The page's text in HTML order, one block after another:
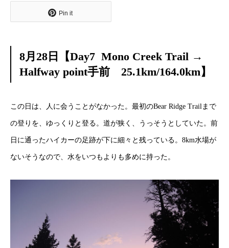
Pin it
8月28日【Day7 Mono Creek Trail →
Halfway point手前 25.1km/164.0km】
この日は、人に会うことがなかった。最初のBear Ridge Trailまで
の登りを、ゆっくりと登る。道が狭く、うっそうとしていた。前
日に通ったハイカーの足跡が下に細々と残っている。 8km水場が
ないそうなので、水をいつもよりも多めに持った。